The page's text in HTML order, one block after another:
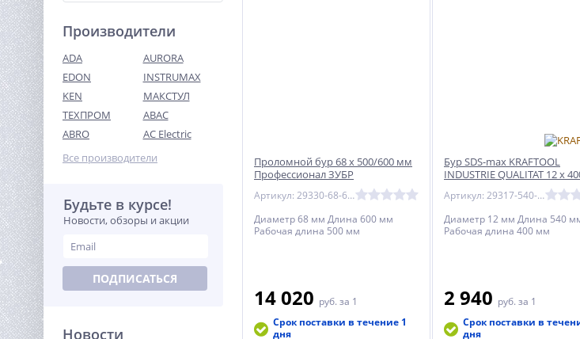
Виброплита реверсивная
TOR TK-110 Loncin
131 500
Производители
ADA
AURORA
EDON
INSTRUMAX
KEN
МАКСТУЛ
ТЕХПРОМ
ABAC
ABRO
AC Electric
Все производители
Будьте в курсе!
Новости, обзоры и акции
ПОДПИСАТЬСЯ
Новости
Проломной бур 68 х 500/600 мм
Профессионал ЗУБР
Артикул: 29330-68-600
Диаметр 68 мм Длина 600 мм
Рабочая длина 500 мм
14 020 руб. за 1
Срок поставки в течение 1
дня
Бур SDS-max KRAFTOOL
INDUSTRIE QUALITAT 12 x
Артикул: 29317-540-12
Диаметр 12 мм Длина 540
Рабочая длина 400 мм
2 940 руб. за 1
Срок поставки в
дня